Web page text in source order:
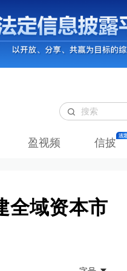
盈视频 信披
全域资本市